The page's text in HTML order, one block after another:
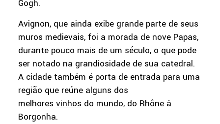
Gogh.
Avignon, que ainda exibe grande parte de seus
muros medievais, foi a morada de nove Papas,
durante pouco mais de um século, o que pode
ser notado na grandiosidade de sua catedral.
A cidade também é porta de entrada para uma
região que reúne alguns dos
melhoresvinhosdo mundo, do Rhône à
Borgonha.